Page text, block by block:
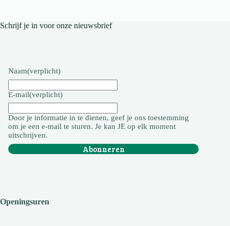
Schrijf je in voor onze nieuwsbrief
Naam(verplicht)
E-mail(verplicht)
Door je informatie in te dienen, geef je ons toestemming
om je een e-mail te sturen. Je kan JE op elk moment
uitschrijven.
Abonneren
Openingsuren